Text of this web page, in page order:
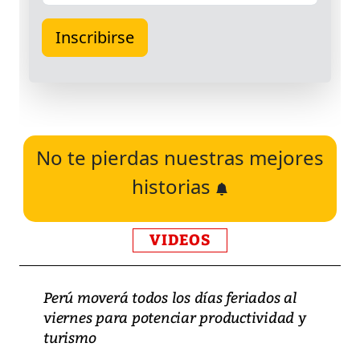
No te pierdas nuestras mejores
historias
VIDEOS
Perú moverá todos los días feriados al
viernes para potenciar productividad y
turismo